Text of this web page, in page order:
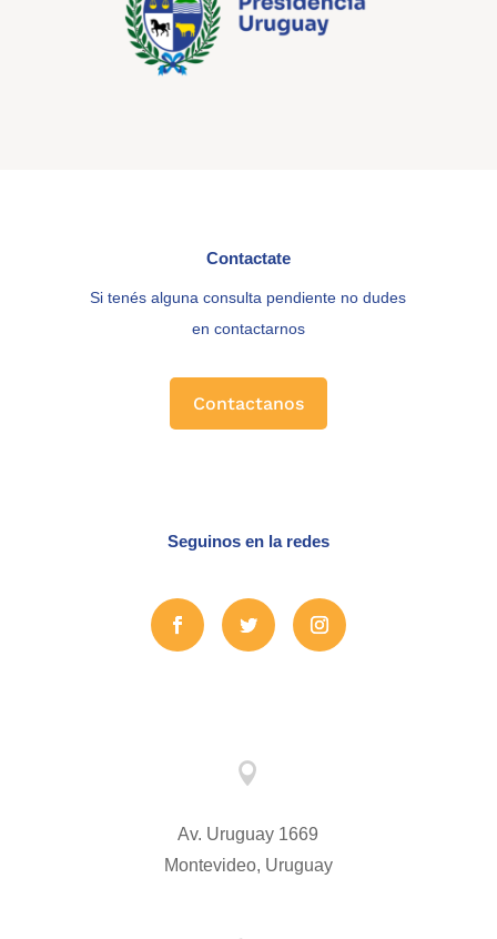
Contactate
Si tenés alguna consulta pendiente no dudes
en contactarnos
Contactanos
Seguinos en la redes

Av. Uruguay 1669
Montevideo, Uruguay